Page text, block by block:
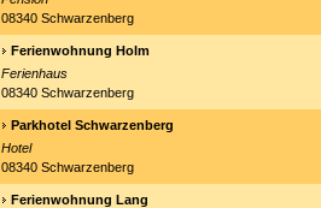
08340 Schwarzenberg
Ferienwohnung Holm
Ferienhaus
08340 Schwarzenberg
Parkhotel Schwarzenberg
Hotel
08340 Schwarzenberg
Ferienwohnung Lang